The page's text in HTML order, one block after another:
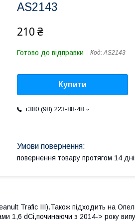
AS2143
210 ₴
Готово до відправки Код:AS2143
Купити
+380 (98) 223-88-48
повернення товару протягом 14
Trafic III).Також підходить на
1,6 dCi,починаючи з 2014-> року